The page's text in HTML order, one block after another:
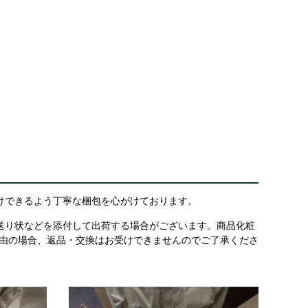
きるよう丁寧な梱包を心がけております。
状などを添付して出荷する場合がございます。商品化粧
場合、返品・交換はお受けできませんのでご了承くださ